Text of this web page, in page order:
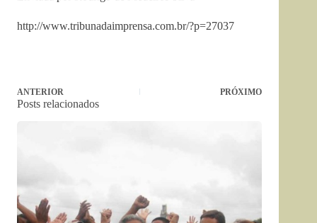
http://www.tribunadaimprensa.com.br/?p=27037
ANTERIOR PRÓXIMO
Posts relacionados